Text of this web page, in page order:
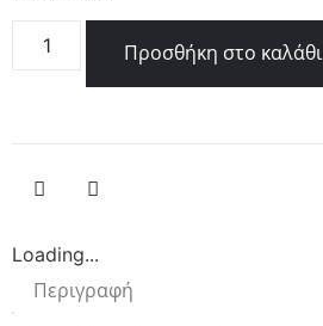
Προσθήκη στο καλάθι
Loading...
Περιγραφή